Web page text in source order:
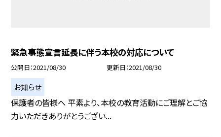
緊急事態宣言延長に伴う本校の対応について
公開日 2021/08/30 更新日 2021/08/30
お知らせ
保護者の皆様へ 平素より、本校の教育活動にご理解とご協
力いただきありがとうござい...